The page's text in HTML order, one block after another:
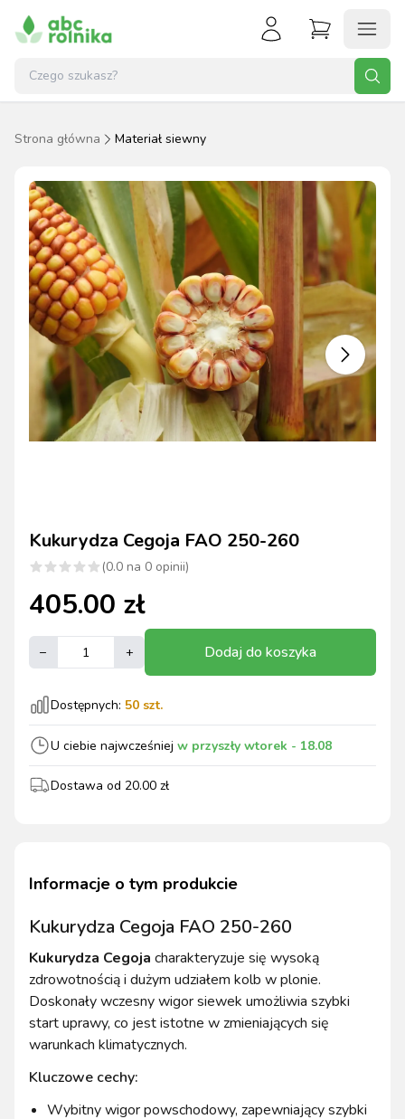
Strona główna Materiał siewny
Kukurydza Cegoja FAO 250-260
(0.0 na 0 opinii)
405.00 zł
– + Dodaj do koszyka
Dostępnych: 50 szt.
U ciebie najwcześniej w przyszły wtorek - 18.08
Dostawa od 20.00 zł
Informacje o tym produkcie
Kukurydza Cegoja FAO 250-260
Kukurydza Cegoja charakteryzuje się wysoką
zdrowotnością i dużym udziałem kolb w plonie.
Doskonały wczesny wigor siewek umożliwia szybki
start uprawy, co jest istotne w zmieniających się
warunkach klimatycznych.
Kluczowe cechy:
Wybitny wigor powschodowy, zapewniający szybki